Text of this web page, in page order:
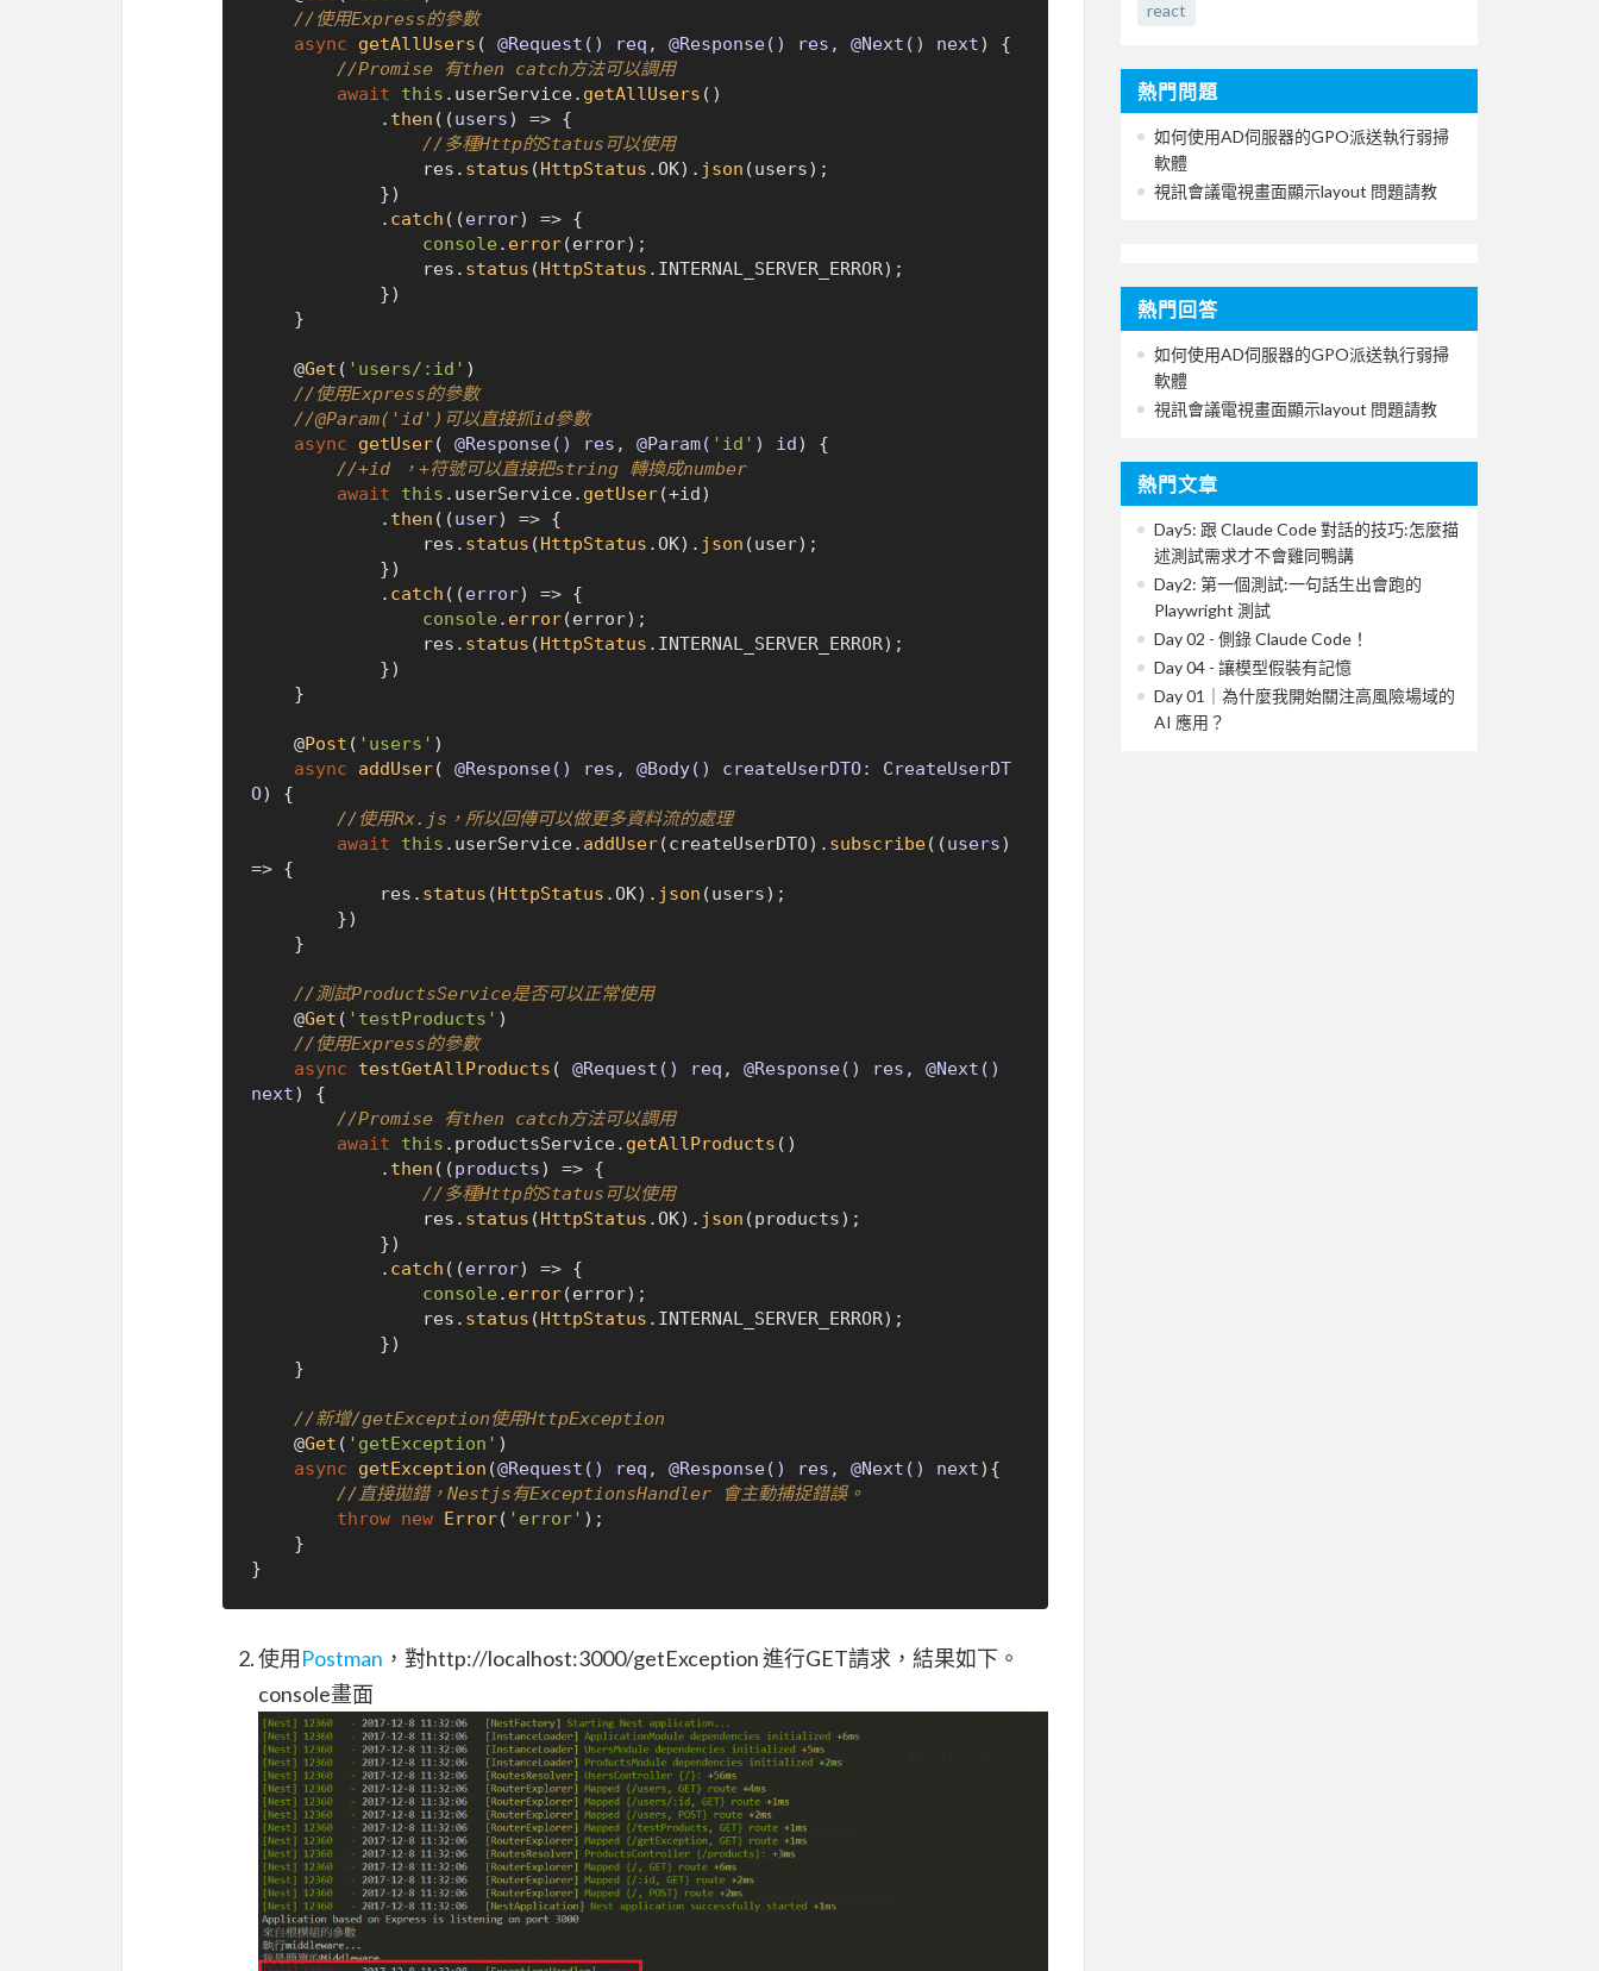
//使用Express的參數
async
getAllUsers ( @Request() req, @Response() res, @Next() next) {
//Promise 有then catch方法可以調用
await
this . userService. getAllUsers ()
            .
then ( (users) => {
//多種Http的Status可以使用
                res.
status (HttpStatus .OK). json (users);
            .
catch ( (error) => {
console . error(error);
                res.
status (HttpStatus . INTERNAL_SERVER_ERROR);
    @
Get ( 'users/:id' )
//使用Express的參數
//@Param('id')可以直接抓id參數
async
getUser( @Response() res, @Param( 'id' ) id) {
//+id ，+符號可以直接把string 轉換成number
await
this . userService. getUser(+id)
            .
then ( (user) => {
                res.
status (HttpStatus .OK). json (user);
            .
catch ( (error) => {
console . error(error);
                res.
status (HttpStatus . INTERNAL_SERVER_ERROR);
    @
Post ( 'users' )
async
addUser( @Response() res, @Body() createUserDTO: CreateUserDT
O) {
//使用Rx.js，所以回傳可以做更多資料流的處理
await
this . userService. addUser(createUserDTO). subscribe( (users)
=> {
            res.
status (HttpStatus .OK). json (users);
//測試ProductsService是否可以正常使用
    @
Get ( 'testProducts' )
//使用Express的參數
async
testGetAllProducts ( @Request() req, @Response() res, @Next()
next) {
//Promise 有then catch方法可以調用
await
this . productsService. getAllProducts ()
            .
then ( (products) => {
//多種Http的Status可以使用
                res.
status (HttpStatus .OK). json (products);
            .
catch ( (error) => {
console . error(error);
                res.
status (HttpStatus . INTERNAL_SERVER_ERROR);
//新增/getException使用HttpException
    @
Get ( 'getException' )
async
getException (@Request() req, @Response() res, @Next() next){
//直接拋錯，Nestjs有ExceptionsHandler 會主動捕捉錯誤。
throw new Error( 'error' );
使用Postman ，對http://localhost:3000/getException 進行GET請求，結果如下。
console畫面
react
熱門問題
如何使用AD伺服器的GPO派送執行弱掃
軟體
視訊會議電視畫面顯示layout 問題請教
熱門回答
如何使用AD伺服器的GPO派送執行弱掃
軟體
視訊會議電視畫面顯示layout 問題請教
熱門文章
Day5: 跟 Claude Code 對話的技巧:怎麼描
述測試需求才不會雞同鴨講
Day2: 第一個測試:一句話生出會跑的
Playwright 測試
Day 02 - 側錄 Claude Code！
Day 04 - 讓模型假裝有記憶
Day 01｜為什麼我開始關注高風險場域的
AI 應用？